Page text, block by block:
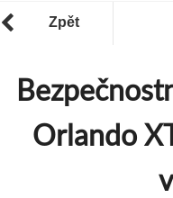
Zpět
Orlando